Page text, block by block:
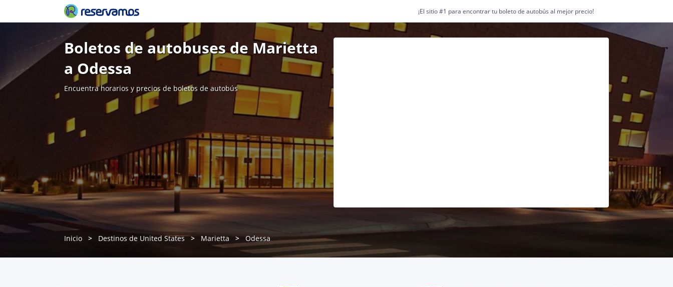
¡El sitio #1 para encontrar tu boleto de autobús al mejor precio!
Boletos de autobuses de Marietta
a Odessa
Encuentra horarios y precios de boletos de autobús
Inicio Destinos de United States Marietta Odessa